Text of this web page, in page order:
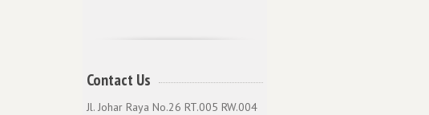
Contact Us
Jl. Johar Raya No.26 RT.005 RW.004